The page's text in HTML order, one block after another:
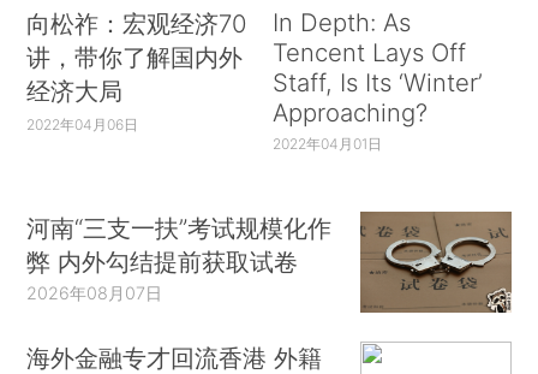
向松祚：宏观经济70
讲，带你了解国内外
经济大局
2022年04月06日
In Depth: As
Tencent Lays Off
Staff, Is Its ‘Winter’
Approaching?
2022年04月01日
河南“三支一扶”考试规模化作
弊 内外勾结提前获取试卷
2026年08月07日
海外金融专才回流香港 外籍